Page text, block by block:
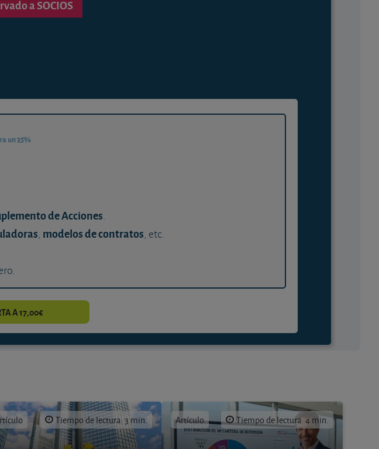
a SOCIOS
un 35%
de Acciones.
, modelos de contratos, etc.
A 17,00€
Tiempo de lectura: 3 min. Artículo Tiempo de lectura: 4 min.